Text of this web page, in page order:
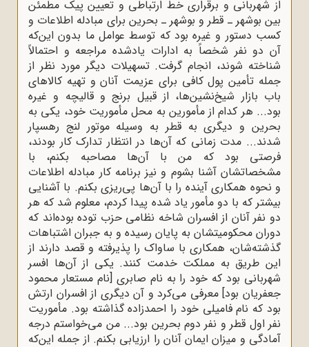
از شهربانی و برقراری خط ارتباطی و تعیین پیک مطمئن
بین بوشهر ـ قطر و بوشهر ـ بحرین برای مبادله اطلاعات و
کسب دستور و غیره بود که توسط عوامل ما بدون این‌که
آن دو نفر شخصاً به ادارات یادشده مراجعه و احتمالاً
شناخته شوند، انجام گرفت. تسهیلات دیگر مورد نظر از
جمله تأمین پول کافی برای عزیمت آنان و تهیه کالاهای
باب بازار شیخ‌نشین‌ها، از قبیل برنج و قالیچه و غیره
بود... هر کدام از مأمورین به محل مأموریت خود، یکی به
بحرین و دیگری به قطر به وسیله موتور لنج رهسپار
شدند... مدت زمانی که آن‌ها در انتظار تدارک کار بودند،
فرصتی بود که من با آن‌ها مصاحبه بکنم، با
مشخصاتشان آشنا بشوم و نیز برنامه کار مبادله اطلاعات
و نحوه همکاری آینده را با آن‌ها پی‌ریزی بکنم. با آشنایی
بیشتر که با دو مأمور یاد شده پیدا کردم، معلوم شد که هر
دو نفر آنان از افسران شاخه نظامی حزب توده بوده‌اند که
دوران محکومیتشان به پایان رسیده و به جبران اشتباهات
گذشته‌شان، همکاری با ساواک را پذیرفته و قصد دارند از
این طریق به مملکت خدمت کنند. یکی از آن‌ها افسر
شهربانی بود که خود را به نام صابری [نام مستعار محمود
جعفریان بود] معرفی می‌کرد و آن دیگری از افسران ارتش
بود که نام فامیلی خود را احمدزاده گذاشته بود. مأموریت
نفر اول قطر و نفر دوم بحرین بود... من می‌خواستم درجه
آمادگی و میزان ایمان آنان را ارزیابی بکنم. از جمله این‌که